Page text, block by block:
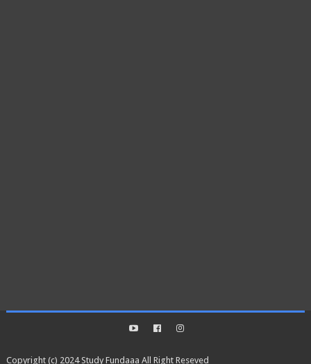
Copyright (c) 2024 Study Fundaaa All Right Reseved